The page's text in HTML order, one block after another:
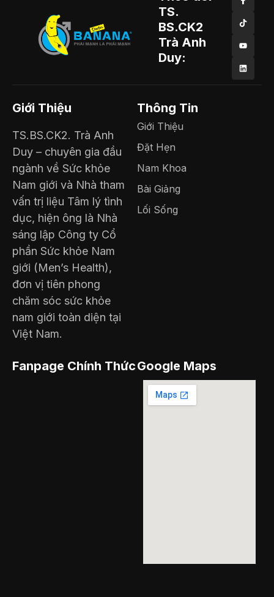
TS.
BS.CK2
Trà Anh
Duy:
Giới Thiệu
TS.BS.CK2. Trà Anh
Duy – chuyên gia đầu
ngành về Sức khỏe
Nam giới và Nhà tham
vấn trị liệu Tâm lý tình
dục, hiện ông là Nhà
sáng lập Công ty Cổ
phần Sức khỏe Nam
giới (Men’s Health),
đơn vị tiên phong
chăm sóc sức khỏe
nam giới toàn diện tại
Việt Nam.
Thông Tin
Giới Thiệu
Đặt Hẹn
Nam Khoa
Bài Giảng
Lối Sống
Fanpage Chính ThứcGoogle Maps